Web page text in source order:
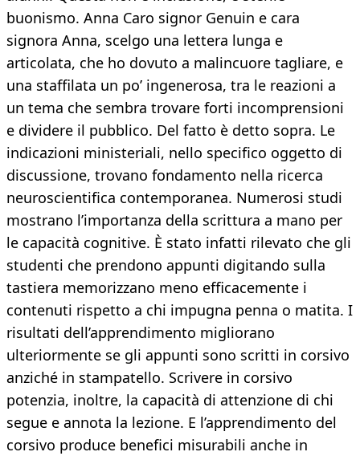
buonismo. Anna Caro signor Genuin e cara
signora Anna, scelgo una lettera lunga e
articolata, che ho dovuto a malincuore tagliare, e
una staffilata un po’ ingenerosa, tra le reazioni a
un tema che sembra trovare forti incomprensioni
e dividere il pubblico. Del fatto è detto sopra. Le
indicazioni ministeriali, nello specifico oggetto di
discussione, trovano fondamento nella ricerca
neuroscientifica contemporanea. Numerosi studi
mostrano l’importanza della scrittura a mano per
le capacità cognitive. È stato infatti rilevato che gli
studenti che prendono appunti digitando sulla
tastiera memorizzano meno efficacemente i
contenuti rispetto a chi impugna penna o matita. I
risultati dell’apprendimento migliorano
ulteriormente se gli appunti sono scritti in corsivo
anziché in stampatello. Scrivere in corsivo
potenzia, inoltre, la capacità di attenzione di chi
segue e annota la lezione. E l’apprendimento del
corsivo produce benefici misurabili anche in